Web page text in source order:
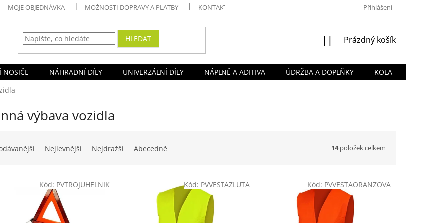
MOJE OBJEDNÁVKA MOŽNOSTI DOPRAVY A PLATBY KONTAKTY PODMÍNKY OCHRANY OSOBNÍCH
Přihlášení
HLEDAT
NÁKUPNÍ
Prázdný košík
NOSIČE NÁHRADNÍ DÍLY UNIVERZÁLNÍ DÍLY NÁPLNĚ A ADITIVA ÚDRŽBA A DOPLŇKY
KOLA
výbava vozidla
Nejlevnější Nejdražší Abecedně 14položek celkem
Kód: PVTROJUHELNIK Kód: PVVESTAZLUTA Kód: PVVESTAORANZOVA